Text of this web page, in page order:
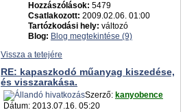
Hozzászólások: 5479
Csatlakozott: 2009.02.06. 01:00
Tartózkodási hely: változó
Blog: Blog megtekintése (9)
Vissza a tetejére
RE: kapaszkodó műanyag kiszedése,
és visszarakása.
Szerző: kanyobence
Dátum: 2013.07.16. 05:20